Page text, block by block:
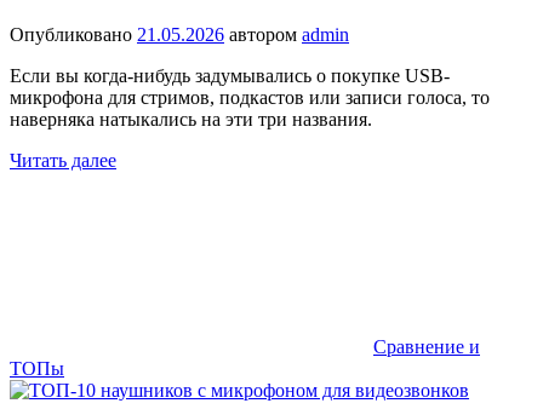
Опубликовано 21.05.2026 автором admin
Если вы когда-нибудь задумывались о покупке USB-
микрофона для стримов, подкастов или записи голоса, то
наверняка натыкались на эти три названия.
Читать далее
Сравнение и
ТОПы